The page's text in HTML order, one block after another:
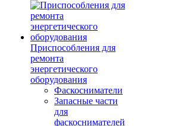
Приспособления для
ремонта
энергетического
оборудования
Фаскосниматели
Запасные части
для
фаскоснимателей